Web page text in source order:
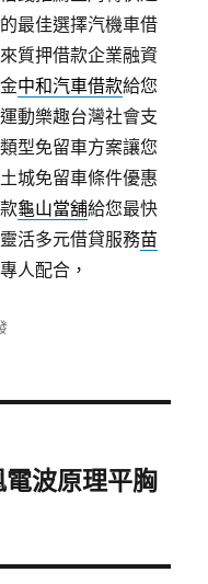
最佳選擇汽機車借
質押借款企業融資
中和汽車借款給您
動樂趣台灣社會支
型免留車方案讓您
城免留車條件優惠
龜山當舖給您最快
活多元借貸服務苗
人配合，
波原理平胸